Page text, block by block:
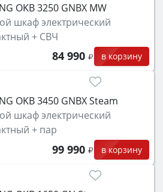
OKB 3250 GNBX MW
шкаф электрический
+ СВЧ
84 990 в корзину
OKB 3450 GNBX Steam
шкаф электрический
+ пар
99 990 в корзину